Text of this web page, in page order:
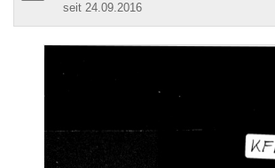
seit 24.09.2016